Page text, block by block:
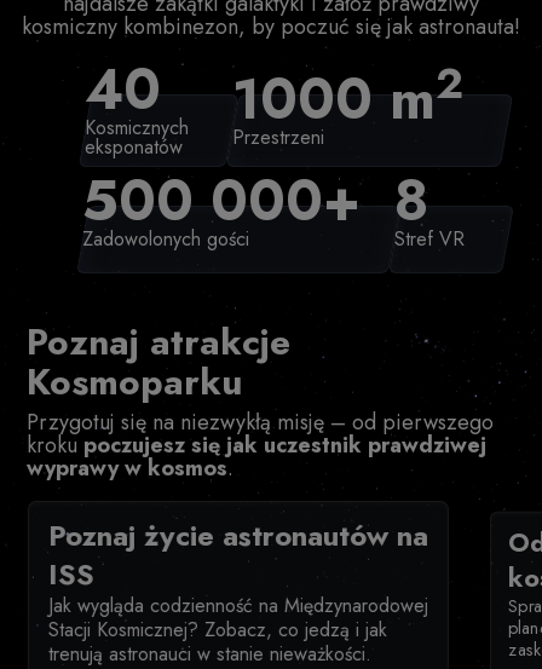
kosmiczny kombinezon, by poczuć się jak astronauta!
40
Kosmicznych
eksponatów
1000 m2
Przestrzeni
500 000+
Zadowolonych gości 8
Stref VR
Poznaj atrakcje
Kosmoparku
Przygotuj się na niezwykłą misję – od pierwszego
kroku poczujesz się jak uczestnik prawdziwej
wyprawy w kosmos.
Poznaj życie astronautów na
ISS
Jak wygląda codzienność na Międzynarodowej
Stacji Kosmicznej? Zobacz, co jedzą i jak
trenują astronauci w stanie nieważkości.